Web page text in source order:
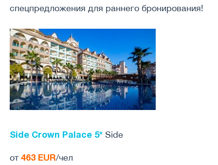
спецпредложения для раннего бронирования!
Side Crown Palace 5* Side
от463 EUR/чел